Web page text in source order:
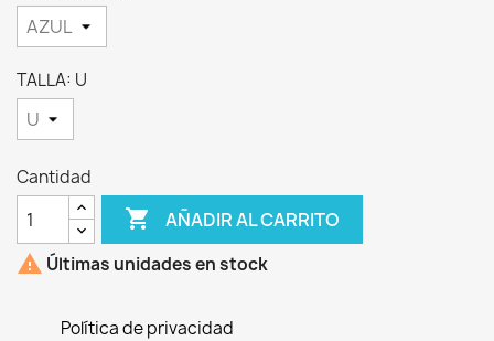
TALLA: U
Cantidad
 AÑADIR AL CARRITO
 Últimas unidades en stock
Política de privacidad